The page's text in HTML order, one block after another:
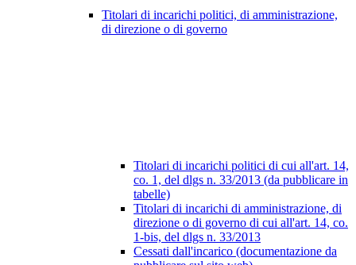
Titolari di incarichi politici, di amministrazione,
di direzione o di governo
Titolari di incarichi politici di cui all'art. 14,
co. 1, del dlgs n. 33/2013 (da pubblicare in
tabelle)
Titolari di incarichi di amministrazione, di
direzione o di governo di cui all'art. 14, co.
1-bis, del dlgs n. 33/2013
Cessati dall'incarico (documentazione da